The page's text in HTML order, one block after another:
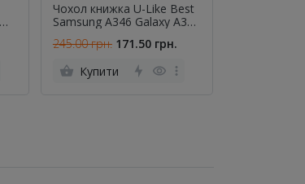
Чохол книжка U-Like Best
Samsung A346 Galaxy A34
245.00 грн. 171.50 грн.
Купити